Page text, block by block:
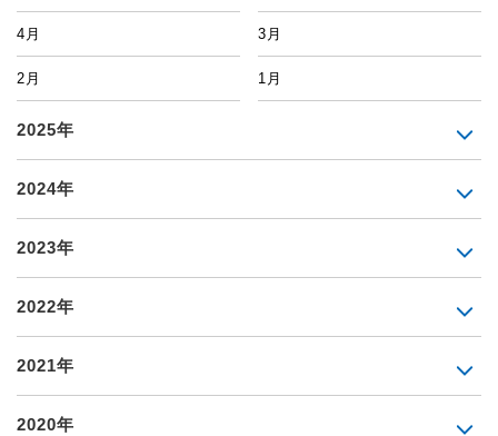
4月 3月
2月 1月
2025年
2024年
2023年
2022年
2021年
2020年